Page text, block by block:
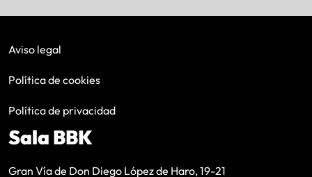
Aviso legal
Política de cookies
Política de privacidad
Sala BBK
Gran Vía de Don Diego López de Haro, 19-21